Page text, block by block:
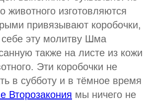
животного изготовляются
привязывают коробочки,
эту молитву Шма
также на листе из кожи
Эти коробочки не
в субботу и в тёмное время
Второзакония мы ничего не